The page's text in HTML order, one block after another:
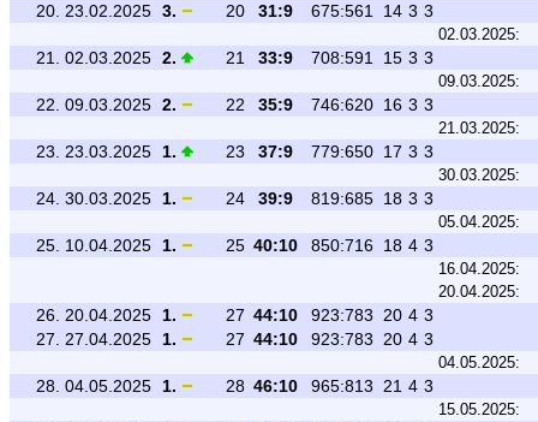
20. 23.02.2025 3. 20 31:9 675:561 14 3 3
02.03.2025:
21. 02.03.2025 2. 21 33:9 708:591 15 3 3
09.03.2025:
22. 09.03.2025 2. 22 35:9 746:620 16 3 3
21.03.2025:
23. 23.03.2025 1. 23 37:9 779:650 17 3 3
30.03.2025:
24. 30.03.2025 1. 24 39:9 819:685 18 3 3
05.04.2025:
25. 10.04.2025 1. 25 40:10 850:716 18 4 3
16.04.2025:
20.04.2025:
26. 20.04.2025 1. 27 44:10 923:783 20 4 3
27.
27.04.2025 1. 27 44:10 923:783 20 4 3
04.05.2025:
28. 04.05.2025 1. 28 46:10 965:813 21 4 3
15.05.2025: